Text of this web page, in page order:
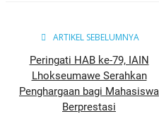
ARTIKEL SEBELUMNYA
Peringati HAB ke-79, IAIN
Lhokseumawe Serahkan
Penghargaan bagi Mahasiswa
Berprestasi